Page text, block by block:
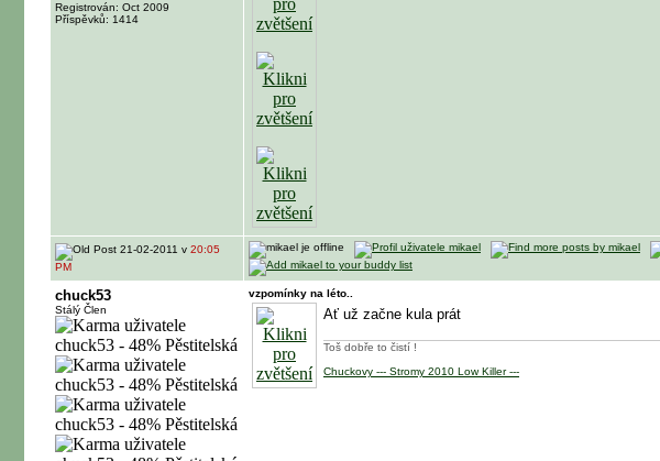
Registrován: Oct 2009
Příspěvků: 1414
21-02-2011 v 20:05
PM
chuck53
Stálý Člen
vzpomínky na léto..
Ať už začne kula prát
Toš dobře to čistí !
Chuckovy --- Stromy 2010 Low Killer ---